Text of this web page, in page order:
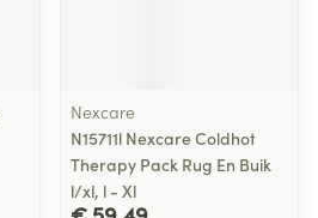
Nexcare
N15711l Nexcare Coldhot
Therapy Pack Rug En Buik
l/xl, l - Xl